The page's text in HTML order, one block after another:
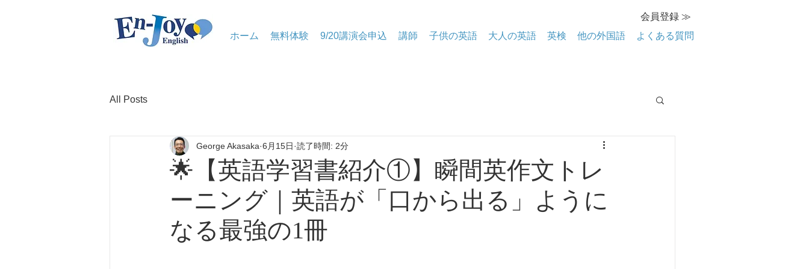
ホーム 無料体験 9/20講演会申込 講師 子供の英語 大人の英語 英検 他の外国語 よくある質問
会員登録 ≫
All Posts
🌟【英語学習書紹介①】瞬間英作文トレ
ーニング｜英語が「口から出る」ように
なる最強の1冊
George Akasaka 6月15日 読了時間: 2分